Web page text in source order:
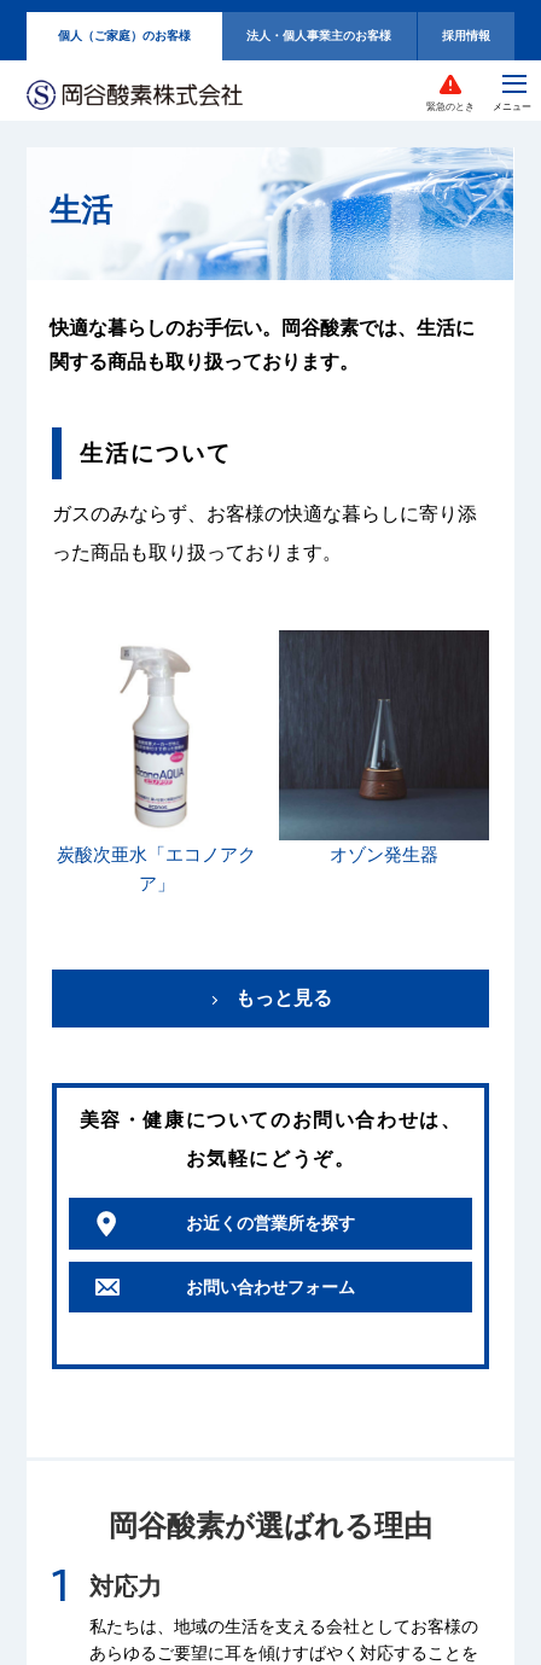
個人（ご家庭）のお客様 法人・個人事業主のお客様 採用情報
緊急のとき
生活
快適な暮らしのお手伝い。
岡谷酸素では、生活に
関する商品も取り扱っております。
生活について
ガスのみならず、お客様の快適な暮らしに寄り添
った商品も取り扱っております。
炭酸次亜水「エコノアク
ア」
オゾン発生器
もっと見る
美容・健康についてのお問い合わせは、
お気軽にどうぞ。
お近くの営業所を探す
お問い合わせフォーム
岡谷酸素が選ばれる理由
対応力
私たちは、地域の生活を支える会社としてお客様の
あらゆるご要望に耳を傾けすばやく対応することを